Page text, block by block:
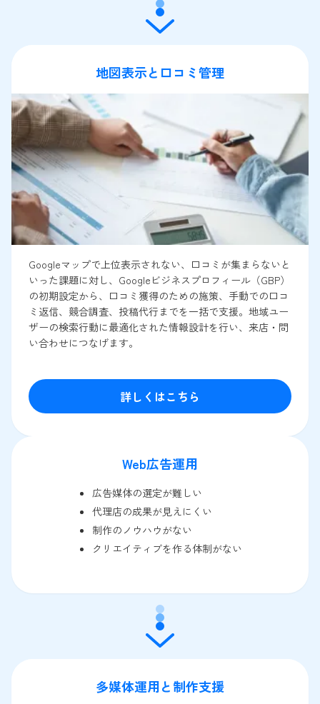
地図表示と口コミ管理
Googleマップで上位表示されない、口コミが集まらないと
いった課題に対し、Googleビジネスプロフィール（GBP）
の初期設定から、口コミ獲得のための施策、手動での口コ
ミ返信、競合調査、投稿代行までを一括で支援。地域ユー
ザーの検索行動に最適化された情報設計を行い、来店・問
い合わせにつなげます。
詳しくはこちら
Web広告運用
広告媒体の選定が難しい
代理店の成果が見えにくい
制作のノウハウがない
クリエイティブを作る体制がない
多媒体運用と制作支援